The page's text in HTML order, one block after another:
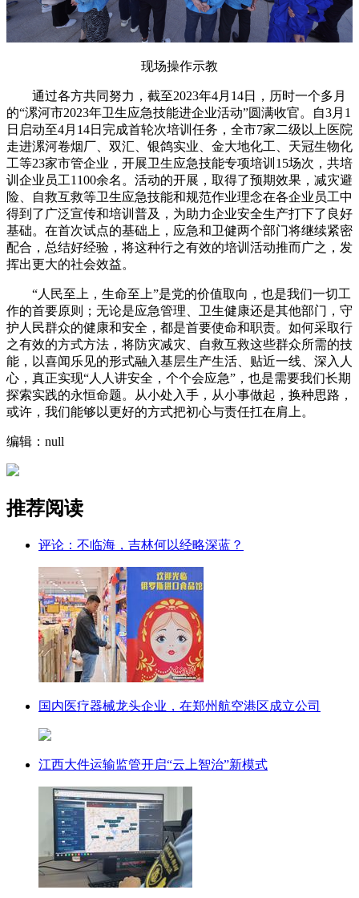
现场操作示教
通过各方共同努力，截至2023年4月14日，历时一个多月
的“漯河市2023年卫生应急技能进企业活动”圆满收官。自3月1
日启动至4月14日完成首轮次培训任务，全市7家二级以上医院
走进漯河卷烟厂、双汇、银鸽实业、金大地化工、天冠生物化
工等23家市管企业，开展卫生应急技能专项培训15场次，共培
训企业员工1100余名。活动的开展，取得了预期效果，减灾避
险、自救互救等卫生应急技能和规范作业理念在各企业员工中
得到了广泛宣传和培训普及，为助力企业安全生产打下了良好
基础。在首次试点的基础上，应急和卫健两个部门将继续紧密
配合，总结好经验，将这种行之有效的培训活动推而广之，发
挥出更大的社会效益。
“人民至上，生命至上”是党的价值取向，也是我们一切工
作的首要原则；无论是应急管理、卫生健康还是其他部门，守
护人民群众的健康和安全，都是首要使命和职责。如何采取行
之有效的方式方法，将防灾减灾、自救互救这些群众所需的技
能，以喜闻乐见的形式融入基层生产生活、贴近一线、深入人
心，真正实现“人人讲安全，个个会应急”，也是需要我们长期
探索实践的永恒命题。从小处入手，从小事做起，换种思路，
或许，我们能够以更好的方式把初心与责任扛在肩上。
编辑：null
推荐阅读
评论：不临海，吉林何以经略深蓝？
国内医疗器械龙头企业，在郑州航空港区成立公司
江西大件运输监管开启“云上智治”新模式